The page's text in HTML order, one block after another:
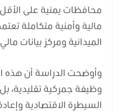
محافظات يمنية على
مالية وأمنية متكاملة
الميدانية ومركز بيانات
وأوضحت الدراسة أن هذه
وظيفة جمركية تقليدية،
السيطرة الاقتصادية